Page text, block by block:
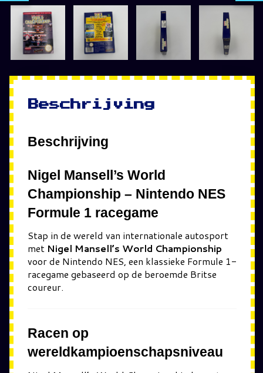
Beschrijving
Beschrijving
Nigel Mansell’s World
Championship – Nintendo NES
Formule 1 racegame
Stap in de wereld van internationale autosport
met Nigel Mansell’s World Championship
voor de Nintendo NES, een klassieke Formule 1-
racegame gebaseerd op de beroemde Britse
coureur.
Racen op
wereldkampioenschapsniveau